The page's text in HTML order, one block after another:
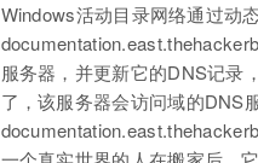
Windows活动目录网络通过动
服务器，并更新它的DNS记录
了，该服务器会访问域的DNS